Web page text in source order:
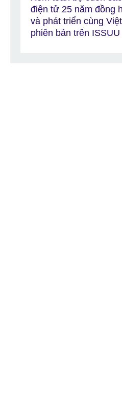
điện tử 25 năm đồng
và phát triển cùng
phiên bản trên ISSUU